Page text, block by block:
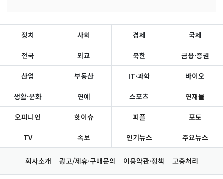
정치 사회 경제 국제
전국 외교 북한 금융·증권
산업 부동산 IT·과학 바이오
생활·문화 연예 스포츠 연재물
오피니언 핫이슈 피플 포토
TV 속보 인기뉴스 주요뉴스
회사소개 광고/제휴·구매문의 이용약관·정책 고충처리